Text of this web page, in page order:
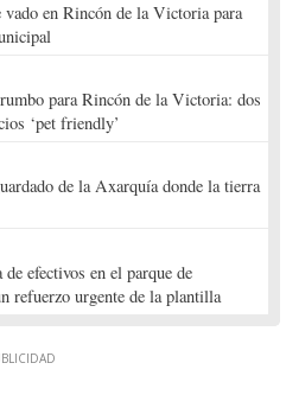
en Rincón de la Victoria para
para Rincón de la Victoria: dos
‘pet friendly’
de la Axarquía donde la tierra
efectivos en el parque de
refuerzo urgente de la plantilla